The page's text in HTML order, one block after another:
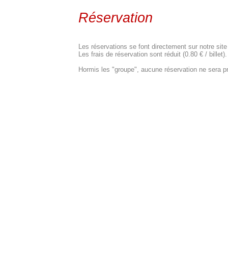
Réservation
Les réservations se font directement sur notre
Les frais de réservation sont réduit (0.80 € / billet).
Hormis les "groupe", aucune réservation ne sera